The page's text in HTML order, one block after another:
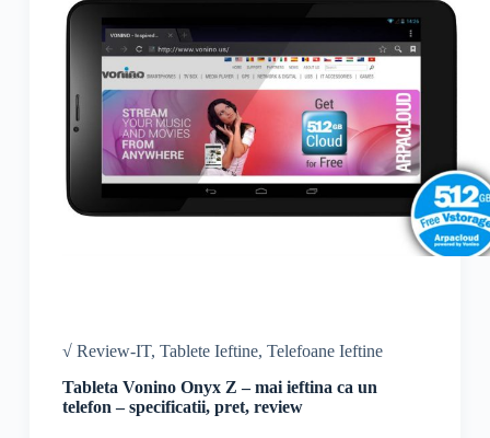
√ Review-IT, Tablete Ieftine, Telefoane Ieftine
Tableta Vonino Onyx Z – mai ieftina ca un
telefon – specificatii, pret, review